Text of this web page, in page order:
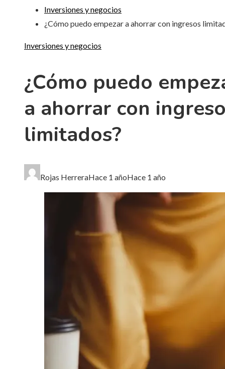
Inversiones y negocios
¿Cómo puedo empezar a ahorrar con ingresos
Inversiones y negocios
¿Cómo puedo
a ahorrar con
limitados?
Rojas HerreraHace 1 añoHace 1 año